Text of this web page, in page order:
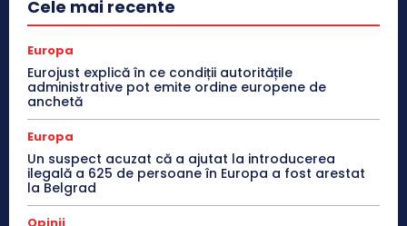
Cele mai recente
Europa
Eurojust explică în ce condiții autoritățile
administrative pot emite ordine europene de
anchetă
Europa
Un suspect acuzat că a ajutat la introducerea
ilegală a 625 de persoane în Europa a fost arestat
la Belgrad